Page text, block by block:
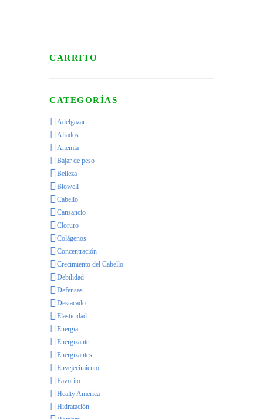
CARRITO
CATEGORÍAS
Adelgazar
Aliados
Anemia
Bajar de peso
Belleza
Biowell
Cabello
Cansancio
Cloruro
Colágenos
Concentración
Crecimiento del Cabello
Debilidad
Defensas
Destacado
Elasticidad
Energia
Energizante
Energizantes
Envejecimiento
Favorito
Healty America
Hidratación